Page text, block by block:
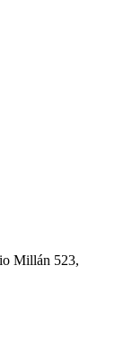
Millán 523,